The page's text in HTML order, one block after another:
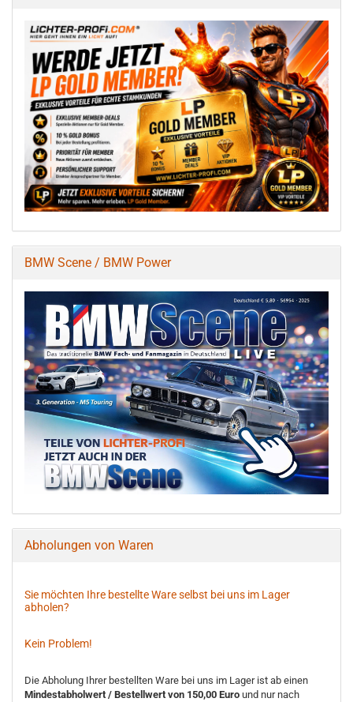
BMW Scene / BMW Power
Abholungen von Waren
Sie möchten Ihre bestellte Ware selbst bei uns im Lager
abholen?
Kein Problem!
Die Abholung Ihrer bestellten Ware bei uns im Lager ist ab einen
Mindestabholwert / Bestellwert von 150,00 Euro und nur nach